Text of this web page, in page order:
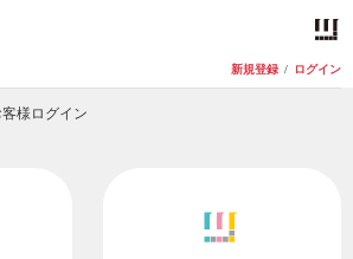
新規登録 / ログイン
客様ログイン